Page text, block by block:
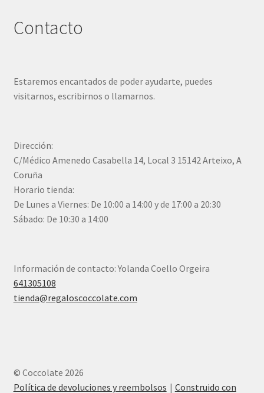
Contacto
Estaremos encantados de poder ayudarte, puedes
visitarnos, escribirnos o llamarnos.
Dirección:
C/Médico Amenedo Casabella 14, Local 3 15142 Arteixo, A
Coruña
Horario tienda:
De Lunes a Viernes: De 10:00 a 14:00 y de 17:00 a 20:30
Sábado: De 10:30 a 14:00
Información de contacto: Yolanda Coello Orgeira
641305108
tienda@regaloscoccolate.com
© Coccolate 2026
Política de devoluciones y reembolsos
Construido con